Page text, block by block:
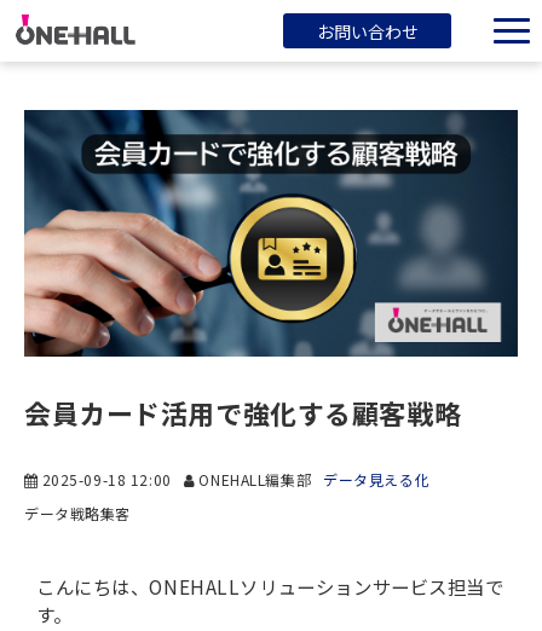
お問い合わせ
サービス一覧
ブログ
会社概要
会員カード活用で強化する顧客戦略
2025-09-18 12:00 ONEHALL編集部
データ見える化
データ戦略集客
こんにちは、ONEHALLソリューションサービス担当で
す。